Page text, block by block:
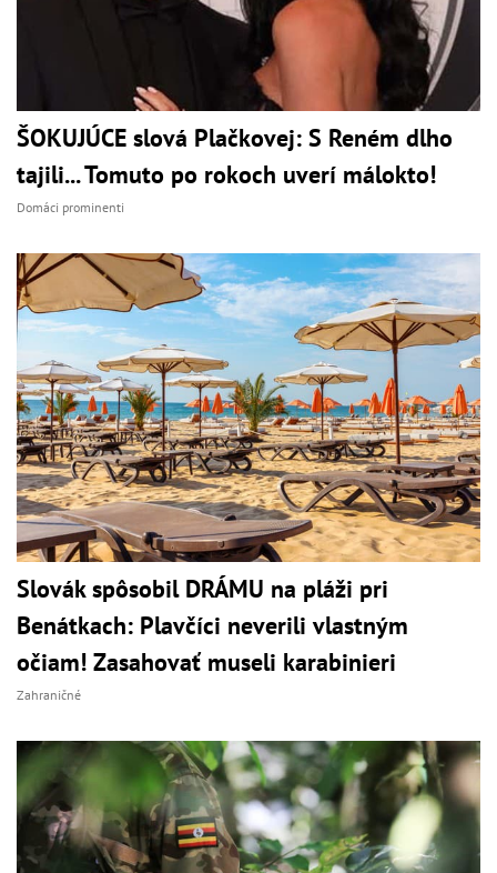
ŠOKUJÚCE slová Plačkovej: S Reném dlho
tajili... Tomuto po rokoch uverí málokto!
Domáci prominenti
Slovák spôsobil DRÁMU na pláži pri
Benátkach: Plavčíci neverili vlastným
očiam! Zasahovať museli karabinieri
Zahraničné